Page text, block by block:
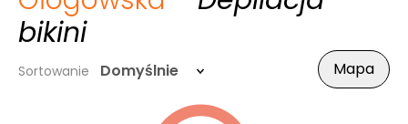
bikini
Sortowanie Domyślnie Mapa